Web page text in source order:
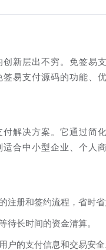
新层出不穷。免签易
易支付源码的功能、
解决方案。它通过简
合中小型企业、个人
注册和签约流程，省时省
待长时间的资金清算。
户的支付信息和交易安全